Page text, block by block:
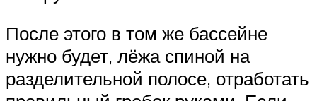
После этого в том же бассейне
нужно будет, лёжа спиной на
разделительной полосе, отработать